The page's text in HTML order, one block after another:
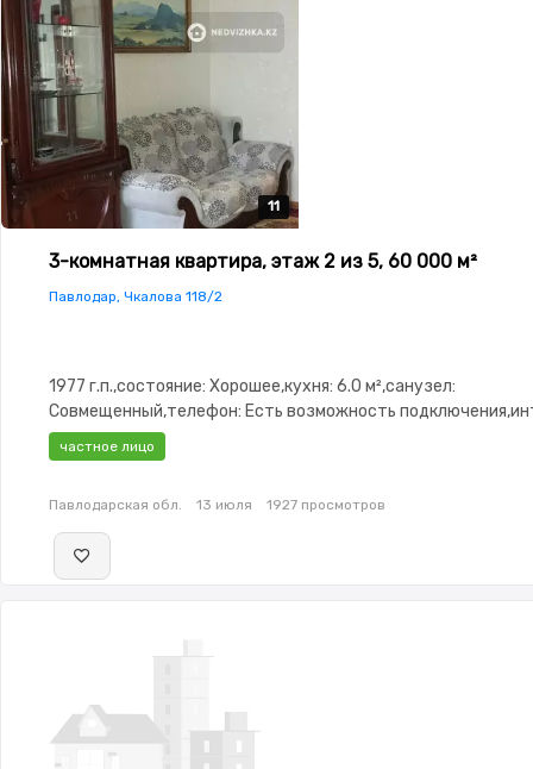
11
11
11
11
11
3-комнатная квартира, этаж 2 из 5, 60 000 м²
Павлодар, Чкалова 118/2
1977 г.п.,состояние: Хорошее,кухня: 6.0 м²,санузел:
Совмещенный,телефон: Есть возможность
Проводной,Полностью меблирована,Полностью
Рядом охраняемая стоянка,Домофон,Пластиковые
кухня,Кондиционер
частное лицо
Павлодарская обл. 13 июля 1927 просмотров